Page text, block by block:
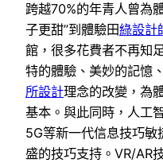
跨越70%的年青人曾為
子更甜”到體驗田綠設計
館，很多花費者不再知
特的體驗、美妙的記憶
所設計理念的改變，為
基本。與此同時，人工
5G等新一代信息技巧
盛的技巧支持。VR/AR